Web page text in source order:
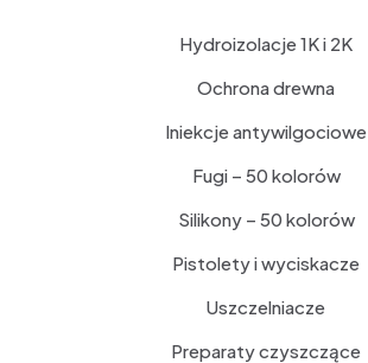
Hydroizolacje 1K i 2K
Ochrona drewna
Iniekcje antywilgociowe
Fugi – 50 kolorów
Silikony – 50 kolorów
Pistolety i wyciskacze
Uszczelniacze
Preparaty czyszczące